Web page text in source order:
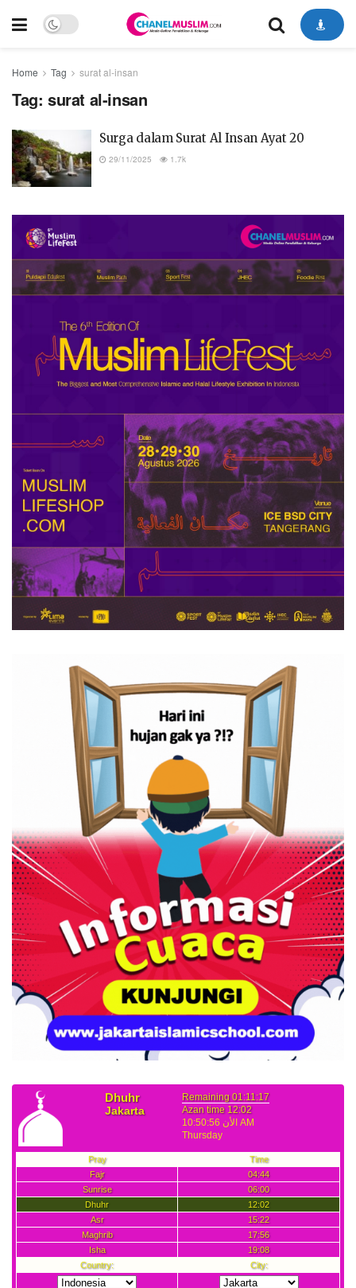
Home Tag surat al-insan
Tag: surat al-insan
Surga dalam Surat Al Insan Ayat 20
29/11/2025 1.7k